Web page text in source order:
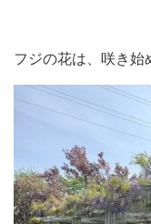
フジの花は、咲き始